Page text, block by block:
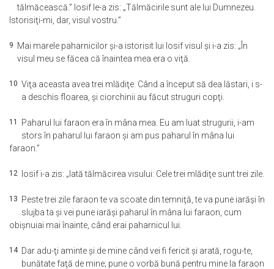
tălmăcească.” Iosif le-a zis: „Tălmăcirile sunt ale lui Dumnezeu.
Istorisiţi-mi, dar, visul vostru.”
9 Mai marele paharnicilor şi-a istorisit lui Iosif visul şi i-a zis: „În
visul meu se făcea că înaintea mea era o viţă.
10 Viţa aceasta avea trei mlădiţe. Când a început să dea lăstari, i s-
a deschis floarea, şi ciorchinii au făcut struguri copţi.
11 Paharul lui faraon era în mâna mea. Eu am luat strugurii, i-am
stors în paharul lui faraon şi am pus paharul în mâna lui
faraon.”
12 Iosif i-a zis: „Iată tălmăcirea visului: Cele trei mlădiţe sunt trei zile.
13 Peste trei zile faraon te va scoate din temniţă, te va pune iarăşi în
slujba ta şi vei pune iarăşi paharul în mâna lui faraon, cum
obişnuiai mai înainte, când erai paharnicul lui.
14 Dar adu-ţi aminte şi de mine când vei fi fericit şi arată, rogu-te,
bunătate faţă de mine; pune o vorbă bună pentru mine la faraon